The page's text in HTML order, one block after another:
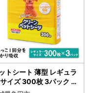
トシート 薄型 レギュラ
イズ 300枚 3パック ア
スオーヤマ ES-N300